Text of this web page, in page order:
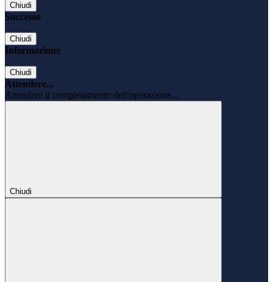
Chiudi
Successo
Chiudi
Informazione
Chiudi
Attendere...
Attendere il completamento dell'operazione...
Chiudi